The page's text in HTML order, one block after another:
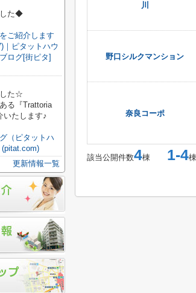
川
野口シルクマンション
奈良コーポ
該当公開件数4棟 1-4
た◆
ご紹介します
｜ピタットハウ
ログ[街ピタ]
た☆
る『Trattoria
いたします♪
（ピタットハ
(pitat.com)
更新情報一覧